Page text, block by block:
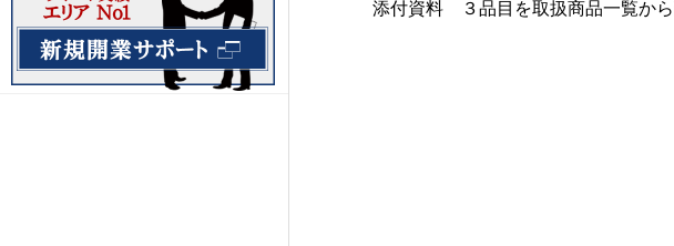
添付資料 ３品目を取扱商品一覧から